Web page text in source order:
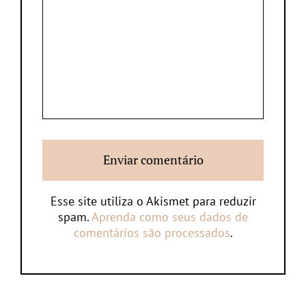
Esse site utiliza o Akismet para reduzir
spam.Aprenda como seus dados de
comentários são processados.